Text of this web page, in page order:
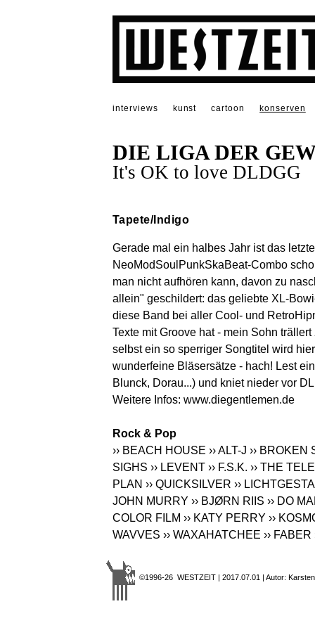
interviews kunst cartoon konserven
DIE LIGA DER
It's OK to love DLDGG
Tapete/Indigo
Gerade mal ein halbes Jahr ist das
NeoModSoulPunkSkaBeat-Combo
man nicht aufhören kann, davon zu
allein" geschildert: das geliebte XL-
diese Band bei aller Cool- und
Texte mit Groove hat - mein Sohn
selbst ein so sperriger Songtitel wird
wunderfeine Bläsersätze - hach! Lest
Blunck, Dorau...) und kniet nieder vor
Weitere Infos: www.diegentlemen.de
Rock & Pop
›› BEACH HOUSE ›› ALT-J ›› BROKEN
SIGHS ›› LEVENT ›› F.S.K. ›› THE
PLAN ›› QUICKSILVER ››
JOHN MURRY ›› BJØRN RIIS ›› DO
COLOR FILM ›› KATY PERRY ››
WAVVES ›› WAXAHATCHEE ›› FABER
©1996-26 WESTZEIT | 2017.07.01 | Autor: Karsten